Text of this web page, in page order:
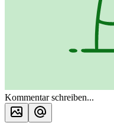
Kommentar schreiben...